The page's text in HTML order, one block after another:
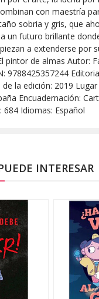
con maestría
sobria y gris, que
un futuro brillante
a extenderse por
pintor de almas Autor:
9788425357244
la edición: 2019
Encuadernación:
684 Idiomas: Español
INTERESAR